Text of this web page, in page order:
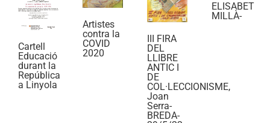
Cartell
Educació
durant la
República
a Linyola
Artistes
contra la
COVID
2020
III FIRA
DEL
LLIBRE
ANTIC I
DE
COL·LECCIONISME,
Joan
Serra-
BREDA-
ELISABET
MILLÀ-